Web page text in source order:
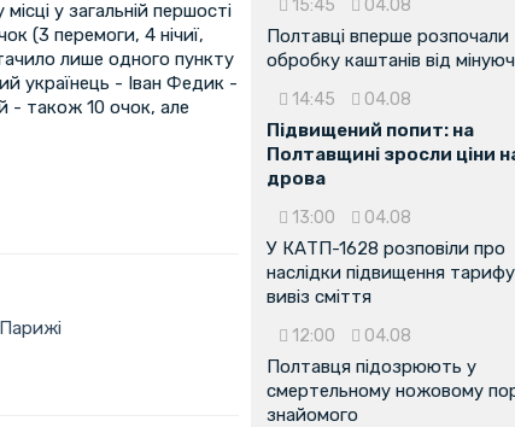
у загальній першості
(3 перемоги, 4 нічиї,
лише одного пункту
українець - Іван Федик -
- також 10 очок, але
15:45 04.08
Полтавці вперше розпочали
обробку каштанів від
14:45 04.08
Підвищений попит: на
Полтавщині зросли ціни
дрова
13:00 04.08
У КАТП-1628 розповіли про
наслідки підвищення
вивіз сміття
12:00 04.08
Полтавця підозрюють у
смертельному ножовому
знайомого